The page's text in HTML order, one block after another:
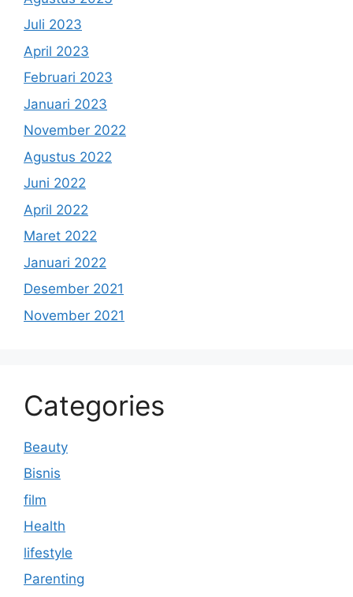
Juli 2023
April 2023
Februari 2023
Januari 2023
November 2022
Agustus 2022
Juni 2022
April 2022
Maret 2022
Januari 2022
Desember 2021
November 2021
Categories
Beauty
Bisnis
film
Health
lifestyle
Parenting